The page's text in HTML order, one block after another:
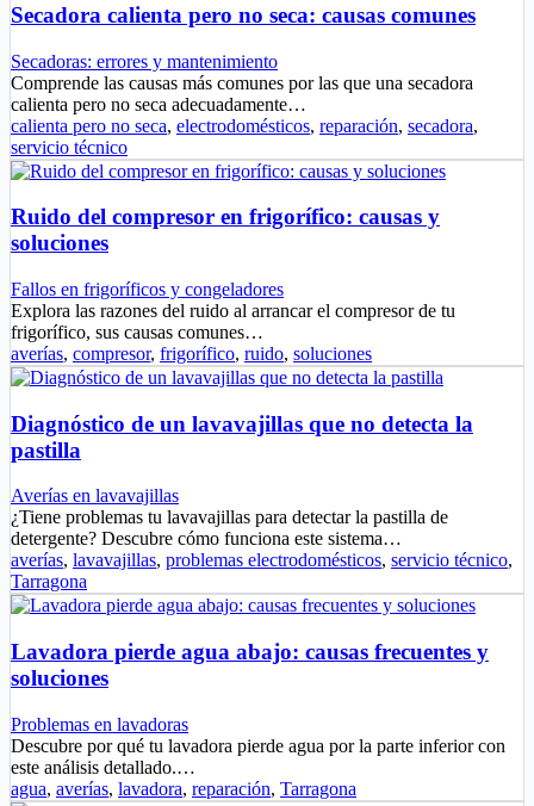
Secadora calienta pero no seca: causas comunes
Secadoras: errores y mantenimiento
Comprende las causas más comunes por las que una secadora
calienta pero no seca adecuadamente…
calienta pero no seca, electrodomésticos, reparación, secadora,
servicio técnico
Ruido del compresor en frigorífico: causas y
soluciones
Fallos en frigoríficos y congeladores
Explora las razones del ruido al arrancar el compresor de tu
frigorífico, sus causas comunes…
averías, compresor, frigorífico, ruido, soluciones
Diagnóstico de un lavavajillas que no detecta la
pastilla
Averías en lavavajillas
¿Tiene problemas tu lavavajillas para detectar la pastilla de
detergente? Descubre cómo funciona este sistema…
averías, lavavajillas, problemas electrodomésticos, servicio técnico,
Tarragona
Lavadora pierde agua abajo: causas frecuentes y
soluciones
Problemas en lavadoras
Descubre por qué tu lavadora pierde agua por la parte inferior con
este análisis detallado.…
agua, averías, lavadora, reparación, Tarragona